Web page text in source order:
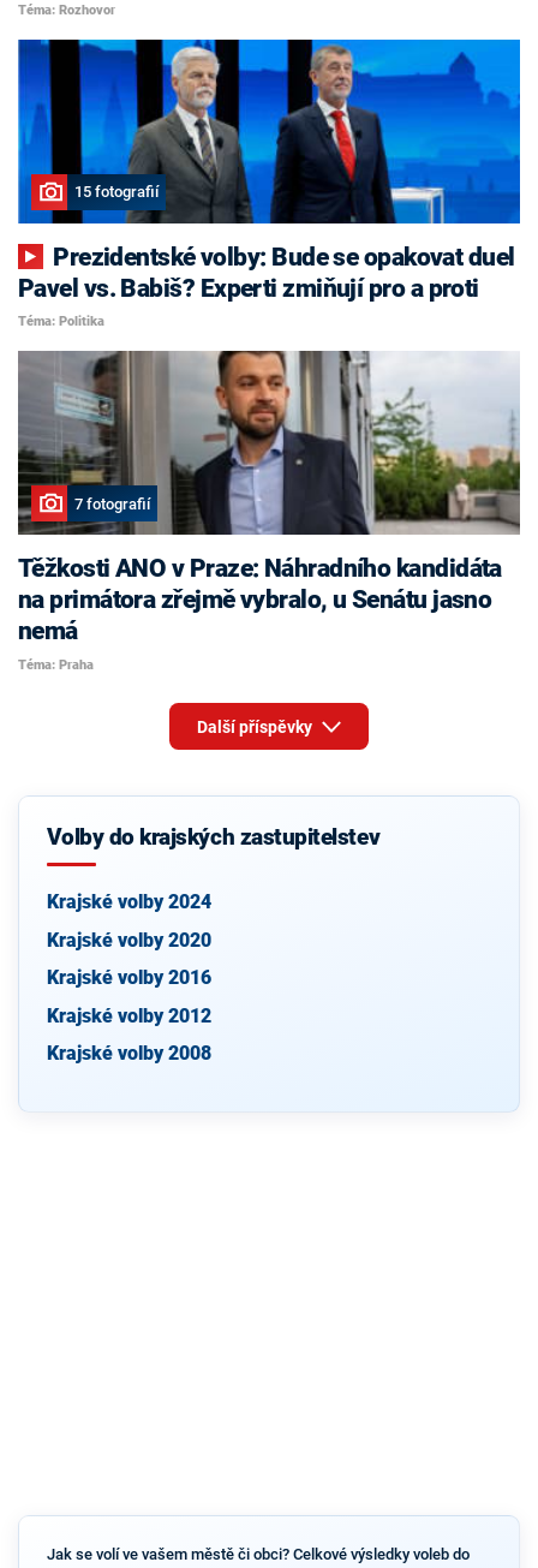
Téma: Rozhovor
15 fotografií
Pavel vs. Babiš? Experti zmiňují pro a proti
Téma: Politika
7 fotografií
Těžkosti ANO v Praze: Náhradního kandidáta
na primátora zřejmě vybralo, u Senátu jasno
nemá
Téma: Praha
Další příspěvky
Volby do krajských zastupitelstev
Krajské volby 2024
Krajské volby 2020
Krajské volby 2016
Krajské volby 2012
Krajské volby 2008
Jak se volí ve vašem městě či obci? Celkové výsledky voleb do